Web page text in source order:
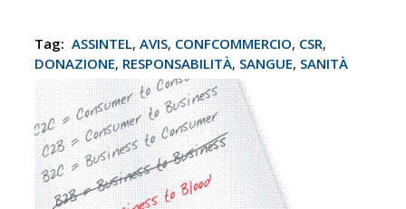
Tag: ASSINTEL, AVIS, CONFCOMMERCIO, CSR,
DONAZIONE, RESPONSABILITÀ, SANGUE, SANITÀ